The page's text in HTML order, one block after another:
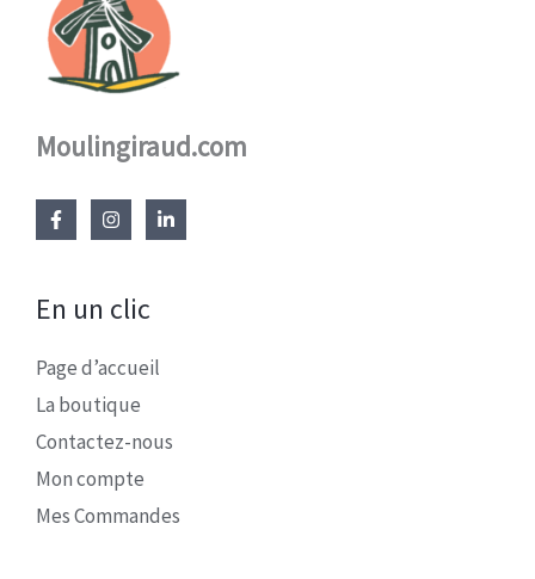
Moulingiraud.com
En un clic
Page d’accueil
La boutique
Contactez-nous
Mon compte
Mes Commandes